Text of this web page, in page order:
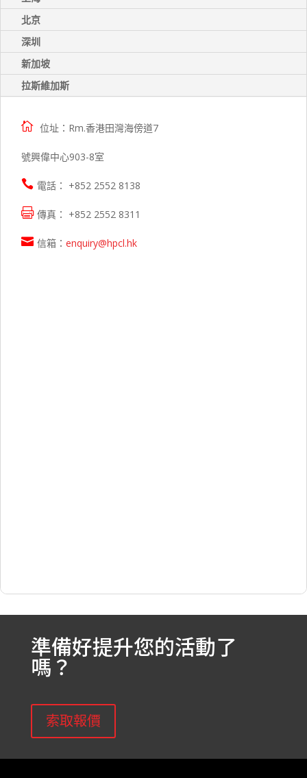
北京
深圳
新加坡
拉斯維加斯
 位址：Rm.香港田灣海傍道7
號興偉中心903-8室
 電話： +852 2552 8138
 傳真： +852 2552 8311
 信箱： enquiry@hpcl.hk
準備好提升您的活動了
嗎？
索取報價